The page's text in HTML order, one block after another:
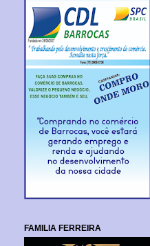
FAMILIA FERREIRA